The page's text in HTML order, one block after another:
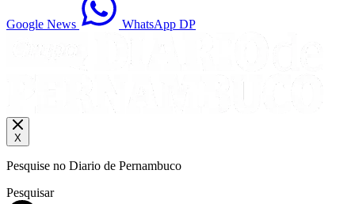
Google News WhatsApp DP
X
Pesquise no Diario de Pernambuco
Pesquisar